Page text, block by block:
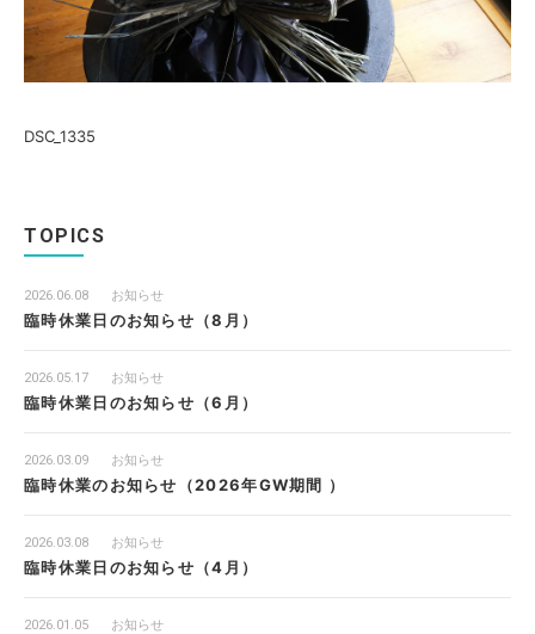
DSC_1335
TOPICS
2026.06.08 お知らせ
臨時休業日のお知らせ（8月）
2026.05.17 お知らせ
臨時休業日のお知らせ（6月）
2026.03.09 お知らせ
臨時休業のお知らせ（2026年GW期間 ）
2026.03.08 お知らせ
臨時休業日のお知らせ（4月）
2026.01.05 お知らせ